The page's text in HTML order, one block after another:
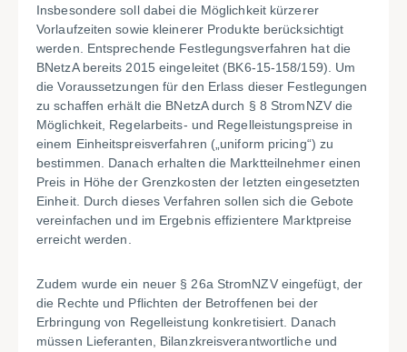
Insbesondere soll dabei die Möglichkeit kürzerer
Vorlaufzeiten sowie kleinerer Produkte berücksichtigt
werden. Entsprechende Festlegungsverfahren hat die
BNetzA bereits 2015 eingeleitet (BK6-15-158/159). Um
die Voraussetzungen für den Erlass dieser Festlegungen
zu schaffen erhält die BNetzA durch § 8 StromNZV die
Möglichkeit, Regelarbeits- und Regelleistungspreise in
einem Einheitspreisverfahren („uniform pricing“) zu
bestimmen. Danach erhalten die Marktteilnehmer einen
Preis in Höhe der Grenzkosten der letzten eingesetzten
Einheit. Durch dieses Verfahren sollen sich die Gebote
vereinfachen und im Ergebnis effizientere Marktpreise
erreicht werden.
Zudem wurde ein neuer § 26a StromNZV eingefügt, der
die Rechte und Pflichten der Betroffenen bei der
Erbringung von Regelleistung konkretisiert. Danach
müssen Lieferanten, Bilanzkreisverantwortliche und